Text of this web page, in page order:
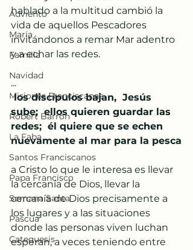
Adviento
María
Familia
Navidad
Misiones Franciscanas
Robert Barron
La Faba
Santos Franciscanos
Papa Francisco
Semana Santa
Pascua
Catequesis
hablado a la multitud cambió la
vida de aquellos Pescadores
invitándonos a remar Mar adentro
y a echar las redes.
...
los discípulos bajan,  Jesús
sube;  ellos quieren guardar las
redes;  él quiere que se echen
nuevamente al mar para la pesca
a Cristo lo que le interesa es llevar
la cercanía de Dios, llevar la
cercanía de Dios precisamente a
los lugares y a las situaciones
donde las personas viven luchan
esperan, a veces teniendo entre